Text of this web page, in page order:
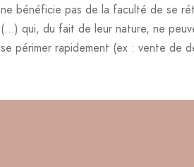
ne bénéficie pas de la faculté de se
(…) qui, du fait de leur nature, ne
se périmer rapidement (ex : vente de